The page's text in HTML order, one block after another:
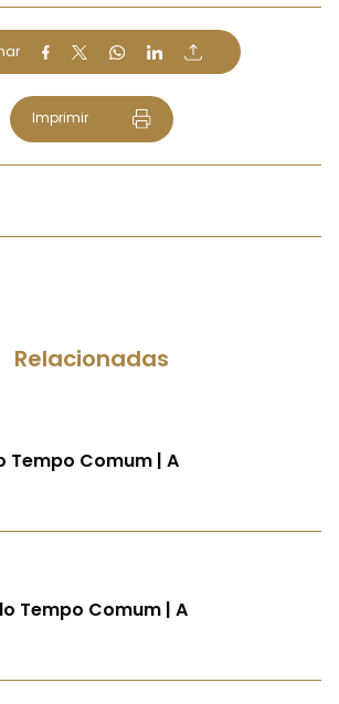
Imprimir
Relacionadas
Tempo Comum | A
Tempo Comum | A